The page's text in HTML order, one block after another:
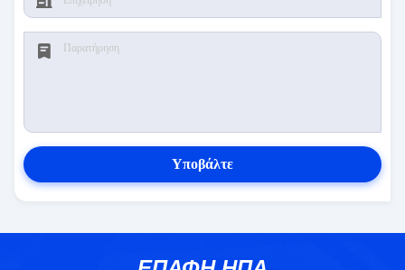
Υποβάλτε